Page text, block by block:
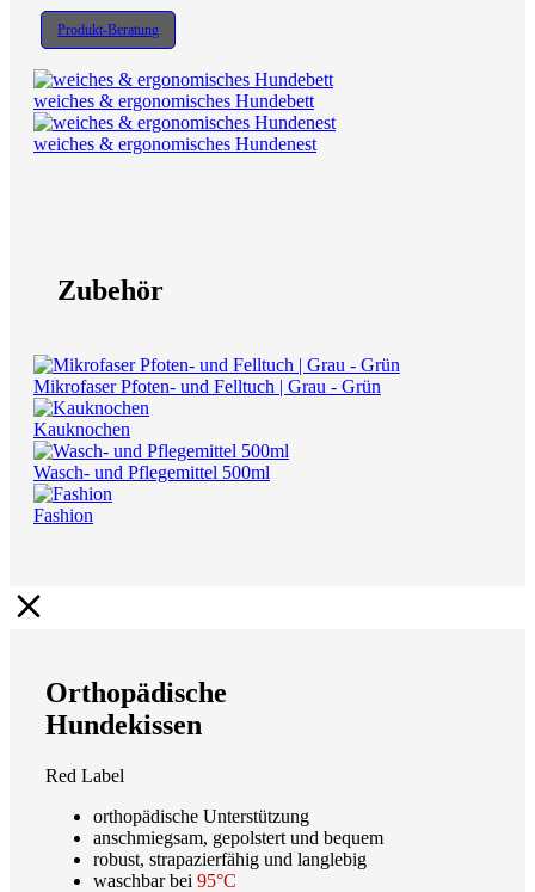
Produkt-Beratung
weiches & ergonomisches Hundebett
weiches & ergonomisches Hundenest
Zubehör
Mikrofaser Pfoten- und Felltuch | Grau - Grün
Kauknochen
Wasch- und Pflegemittel 500ml
Fashion
Orthopädische
Hundekissen
Red Label
orthopädische Unterstützung
anschmiegsam, gepolstert und bequem
robust, strapazierfähig und langlebig
waschbar bei 95°C